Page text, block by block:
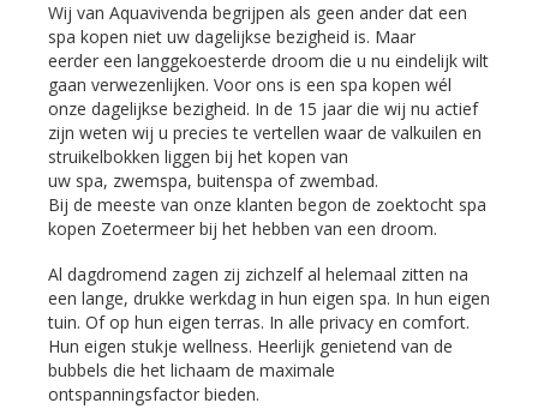
Wij van Aquavivenda begrijpen als geen ander dat een
spa kopen niet uw dagelijkse bezigheid is. Maar
eerder een langgekoesterde droom die u nu eindelijk wilt
gaan verwezenlijken. Voor ons is een spa kopen wél
onze dagelijkse bezigheid. In de 15 jaar die wij nu actief
zijn weten wij u precies te vertellen waar de valkuilen en
struikelbokken liggen bij het kopen van
uw spa, zwemspa, buitenspa of zwembad.
Bij de meeste van onze klanten begon de zoektocht spa
kopen Zoetermeer bij het hebben van een droom.
Al dagdromend zagen zij zichzelf al helemaal zitten na
een lange, drukke werkdag in hun eigen spa. In hun eigen
tuin. Of op hun eigen terras. In alle privacy en comfort.
Hun eigen stukje wellness. Heerlijk genietend van de
bubbels die het lichaam de maximale
ontspanningsfactor bieden.